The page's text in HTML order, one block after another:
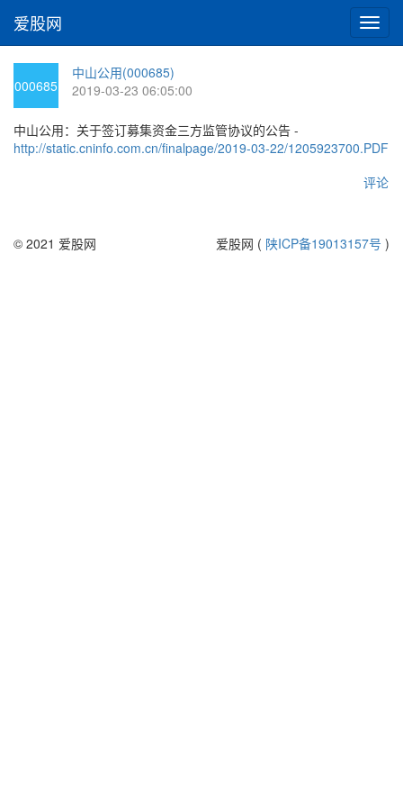
切
换
爱股网
000685
中山公用(000685)
2019-03-23 06:05:00
中山公用：关于签订募集资金三方监管协议的公告 -
http://static.cninfo.com.cn/finalpage/2019-03-22/1205923700.PDF
评论
© 2021 爱股网 爱股网 ( 陕ICP备19013157号 )